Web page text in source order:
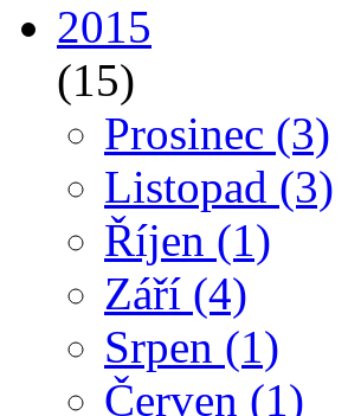
2015
(15)
Prosinec (3)
Listopad (3)
Říjen (1)
Září (4)
Srpen (1)
Červen (1)